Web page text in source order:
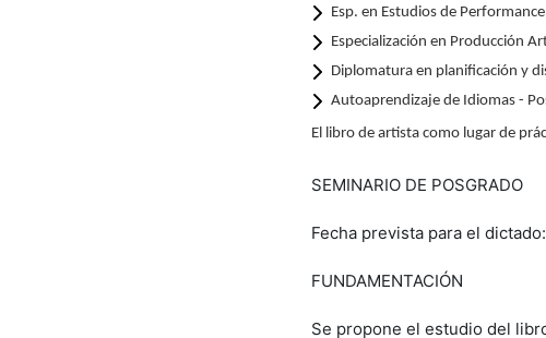
Esp. en Estudios de Performance
Especialización en Producción
Diplomatura en planificación y
Autoaprendizaje de Idiomas -
El libro de artista como lugar de
SEMINARIO DE POSGRADO
Fecha prevista para el
FUNDAMENTACIÓN
Se propone el estudio del